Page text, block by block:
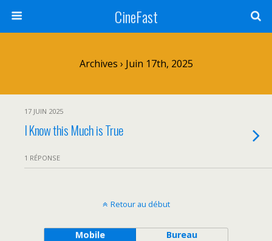
CineFast
Archives › Juin 17th, 2025
17 JUIN 2025
I Know this Much is True
1 RÉPONSE
Retour au début
Mobile Bureau